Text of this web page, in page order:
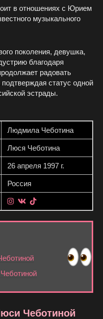
в отношениях с Юрием
музыкального
поколения, девушка,
благодаря
радовать
статус одной
эстрады.
Людмила Чеботина
Люся Чеботина
26 апреля 1997 г.
Россия
Чеботиной